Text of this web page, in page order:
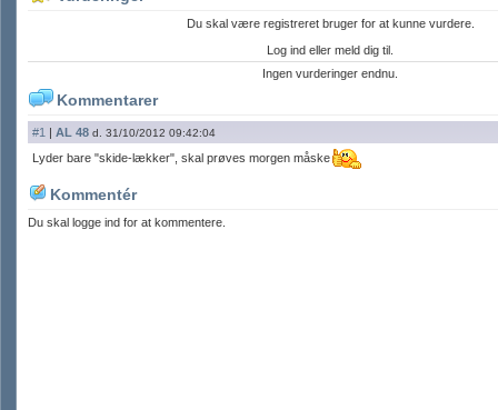
Du skal være registreret bruger for at kunne vurdere.
Log ind eller meld dig til.
Ingen vurderinger endnu.
Kommentarer
#1 | AL 48 d. 31/10/2012 09:42:04
Lyder bare "skide-lækker", skal prøves morgen måske
Kommentér
Du skal logge ind for at kommentere.